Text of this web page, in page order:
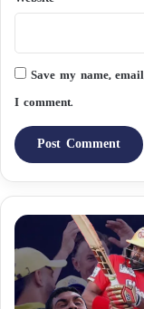
Save my name,
I comment.